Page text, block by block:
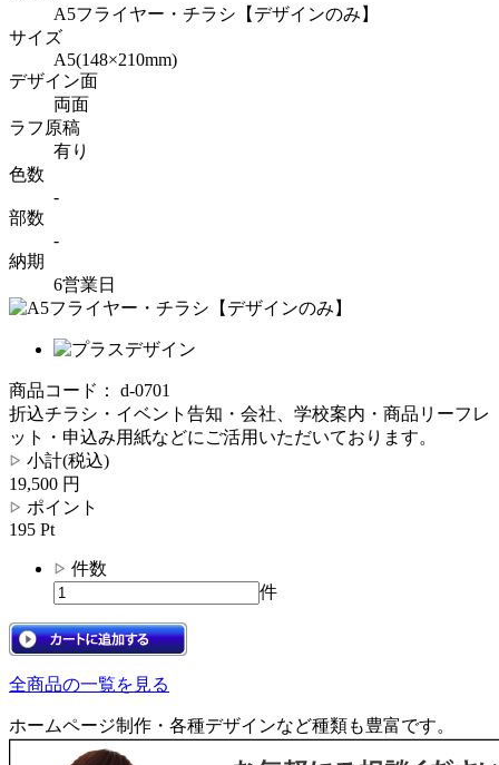
A5フライヤー・チラシ【デザインのみ】
サイズ
A5(148×210mm)
デザイン面
両面
ラフ原稿
有り
色数
-
部数
-
納期
6営業日
商品コード： d-0701
折込チラシ・イベント告知・会社、学校案内・商品リーフレ
ット・申込み用紙などにご活用いただいております。
小計(税込)
19,500 円
ポイント
195 Pt
件数
件
全商品の一覧を見る
ホームページ制作・各種デザインなど種類も豊富です。